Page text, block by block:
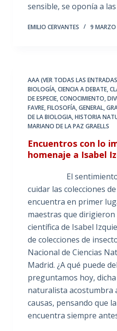
sensible, se oponía a
EMILIO CERVANTES 9
AAA (VER TODAS LAS
BIOLOGÍA,CIENCIA A DEBATE,
DE ESPECIE,CONOCIMIENTO,
FAVRE,FILOSOFÍA,GENERAL,
DE LA BIOLOGIA,HISTORIA
MARIANO DE LA PAZ GRAELLS
Encuentros con lo
homenaje a Isabel
El sentimiento de
cuidar las colecciones
encuentra en primer
maestras que
científica de Isabel
de colecciones de
Nacional de Ciencias
Madrid. ¿A qué puede
preguntamos hoy, dicha
naturalista acostumbra
causas, pensando que
encuentra siempre